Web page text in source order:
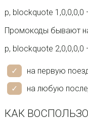
p, blockquote 1,0,0,0,0
Промокоды бывают
p, blockquote 2,0,0,0,0
на первую
на любую
КАК